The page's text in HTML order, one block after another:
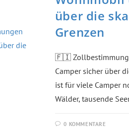
über die
Grenzen
🇫🇮
Camper sicher über
ist für viele Camper
Wälder, tausende
0 KOMMENTARE